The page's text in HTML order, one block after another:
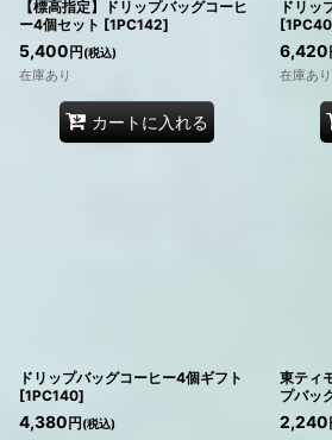
【標高指定】ドリップバッグコーヒ
ー4個セット [1PC142]
5,400 円 (税込)
在庫あり
カートに入れる
ドリッ
[1PC40
6,420
在庫あり
ドリップバッグコーヒー4個ギフト
[1PC140]
4,380 円 (税込)
東ティ
プバッ
2,240